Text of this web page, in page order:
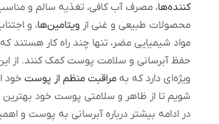
‌کننده‌ها، مصرف آب کافی، تغذیه سالم و
محصولات طبیعی و غنی از ویتامین‌ها، و
مواد شیمیایی مضر، تنها چند راه کار هستند
حفظ آبرسانی و سلامت پوست کمک کنند. از
ویژه‌ای دارد که به مراقبت منظم از پوست خود
شویم تا از ظاهر و سلامتی پوست خود بهترین
در ادامه بیشتر درباره آبرسانی به پوست و